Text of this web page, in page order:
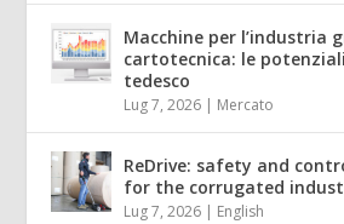
Macchine per l’industria
cartotecnica: le
tedesco
Lug 7, 2026 | Mercato
ReDrive: safety and
for the corrugated
Lug 7, 2026 | English